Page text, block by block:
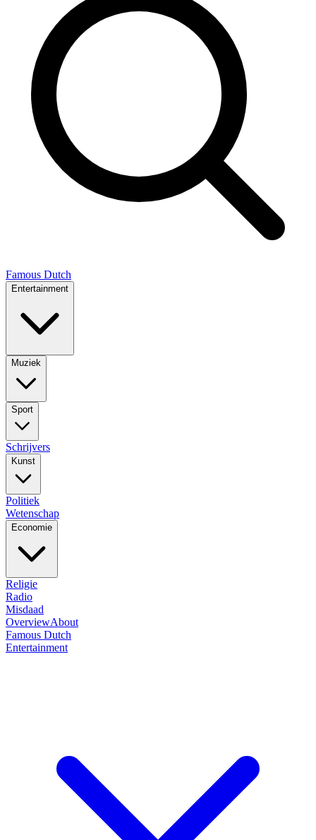
Famous Dutch
Entertainment
Muziek
Sport
Schrijvers
Kunst
Politiek
Wetenschap
Economie
Religie
Radio
Misdaad
OverviewAbout
Famous Dutch
Entertainment